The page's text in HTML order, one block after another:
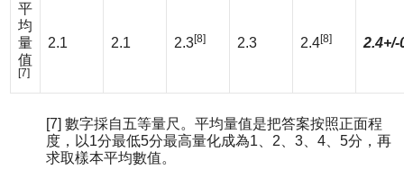
平
均
量
值
[7]
2.1 2.1 2.3[8] 2.3 2.4[8] 2.4+/-
[7] 數字採自五等量尺。平均量值是把答案按照正面程
度，以1分最低5分最高量化成為1、2、3、4、5分，再
求取樣本平均數值。